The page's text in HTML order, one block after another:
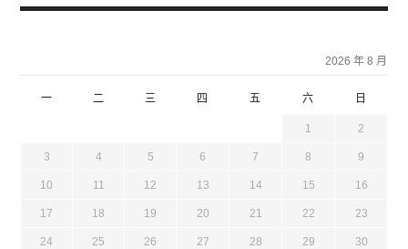
2026 年 8 月
一 二 三 四 五 六 日
1 2
3 4 5 6 7 8 9
10 11 12 13 14 15 16
17 18 19 20 21 22 23
24 25 26 27 28 29 30